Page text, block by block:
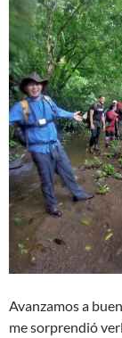
Avanzamos a
me sorprendió